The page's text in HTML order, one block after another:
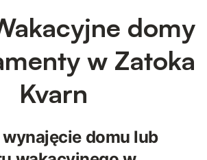
domy
w Zatoka
Kvarn
domu lub